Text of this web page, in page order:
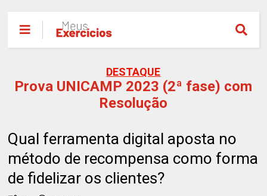
DESTAQUE
Prova UNICAMP 2023 (2ª fase) com
Resolução
Qual ferramenta digital aposta no
método de recompensa como forma
de fidelizar os clientes?